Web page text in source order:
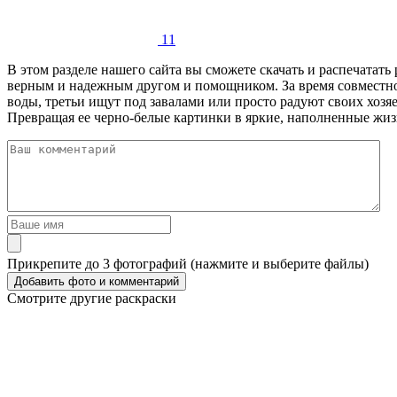
11
В этом разделе нашего сайта вы сможете скачать и
верным и надежным другом и помощником. За время
воды, третьи ищут под завалами или просто радуют своих
Превращая ее черно-белые картинки в яркие, наполненные
Прикрепите до 3 фотографий (нажмите и выберите файлы)
Смотрите другие раскраски